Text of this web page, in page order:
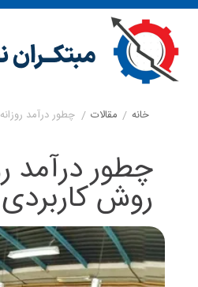
خانه / مقالات / چطور درآمد روزانه ۱ میلیون تومان داشته باشیم؟ | معرفی ۲۶ روش کاربردی
روش کاربردی